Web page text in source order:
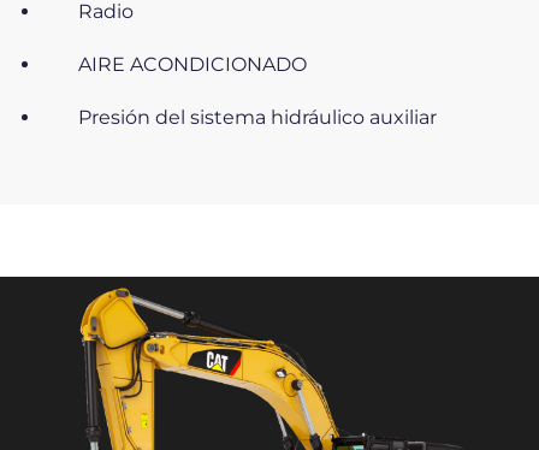
Radio
AIRE ACONDICIONADO
Presión del sistema hidráulico auxiliar